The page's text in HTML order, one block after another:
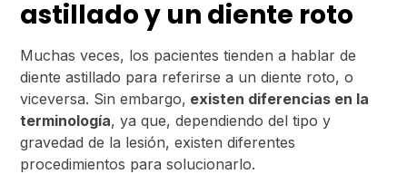
astillado y un diente roto
Muchas veces, los pacientes tienden a hablar de
diente astillado para referirse a un diente roto, o
viceversa. Sin embargo, existen diferencias en la
terminología, ya que, dependiendo del tipo y
gravedad de la lesión, existen diferentes
procedimientos para solucionarlo.